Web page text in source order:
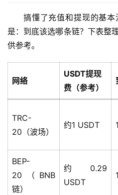
搞懂了充值和提现的基
是：到底该选哪条链？下表整
供参考。
网络
USDT提现
费（参考）
TRC-
20（波场）
约1 USDT
BEP-
20（BNB
链）
约0.29
USDT